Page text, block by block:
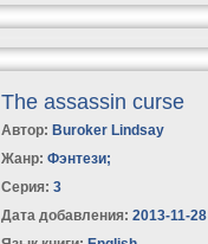
The assassin curse
Автор: Buroker Lindsay
Жанр: Фэнтези;
Серия: 3
Дата добавления: 2013-11-28